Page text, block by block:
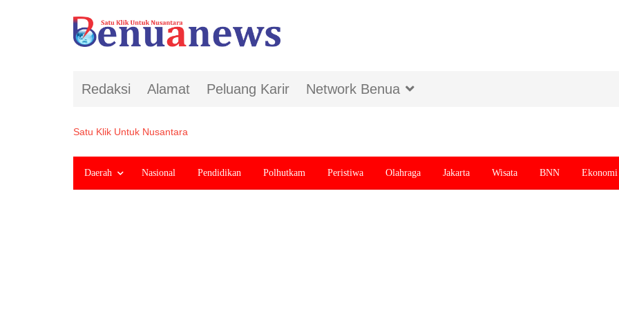
Redaksi Alamat Peluang Karir Network Benua
Satu Klik Untuk Nusantara
Daerah Nasional Pendidikan Polhutkam Peristiwa Olahraga Jakarta Wisata BNN Ekonomi